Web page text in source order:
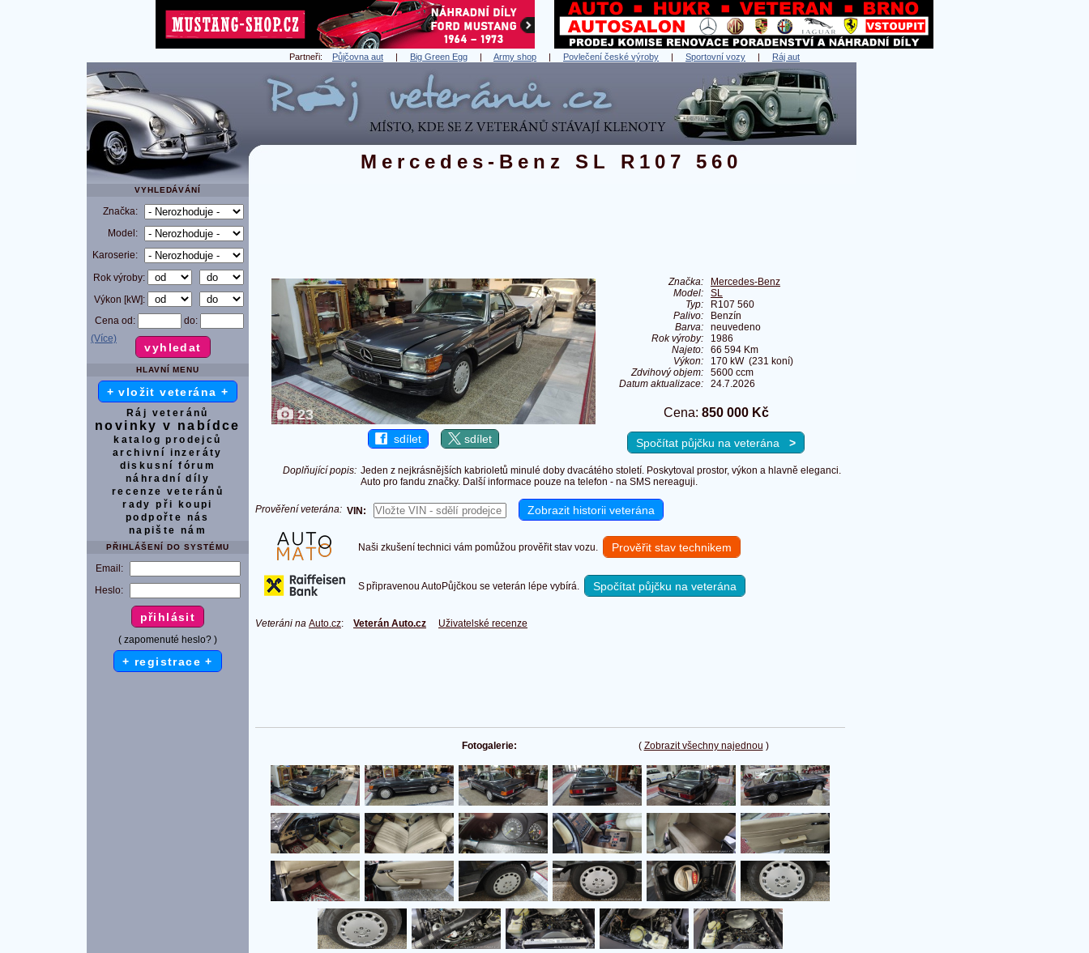
Partneři: Půjčovna aut | Big Green Egg | Army shop | Povlečení české výroby | Sportovní vozy | Ráj aut
Mercedes-Benz SL R107 560
VYHLEDÁVÁNÍ
Značka:
Model:
Karoserie:
Rok výroby:
Výkon [kW]:
Cena od:
do:
(Více)
HLAVNÍ MENU
+ vložit veterána +
Ráj veteránů
novinky v nabídce
katalog prodejců
archivní inzeráty
diskusní fórum
náhradní díly
recenze veteránů
rady při koupi
podpořte nás
napište nám
PŘIHLÁŠENÍ DO SYSTÉMU
Email:
Heslo:
( zapomenuté heslo? )
+ registrace +
23
sdílet sdílet
Značka:
Mercedes-Benz
Model:
SL
Typ:
R107 560
Palivo:
Benzín
Barva:
neuvedeno
Rok výroby:
1986
Najeto:
66 594 Km
Výkon:
170 kW (231 koní)
Zdvihový objem:
5600 ccm
Datum aktualizace:
24.7.2026
Cena: 850 000 Kč
Spočítat půjčku na veterána >
Doplňující popis: Jeden z nejkrásnějších kabrioletů minulé doby dvacátého století. Poskytoval prostor, výkon a hlavně eleganci.
Auto pro fandu značky. Další informace pouze na telefon - na SMS nereaguji.
Prověření veterána: VIN:
Naši zkušení technici vám pomůžou prověřit stav vozu. Prověřit stav technikem
S připravenou AutoPůjčkou se veterán lépe vybírá. Spočítat půjčku na veterána
Veteráni na Auto.cz: Veterán Auto.cz Uživatelské recenze
( Zobrazit všechny najednou )
Fotogalerie: